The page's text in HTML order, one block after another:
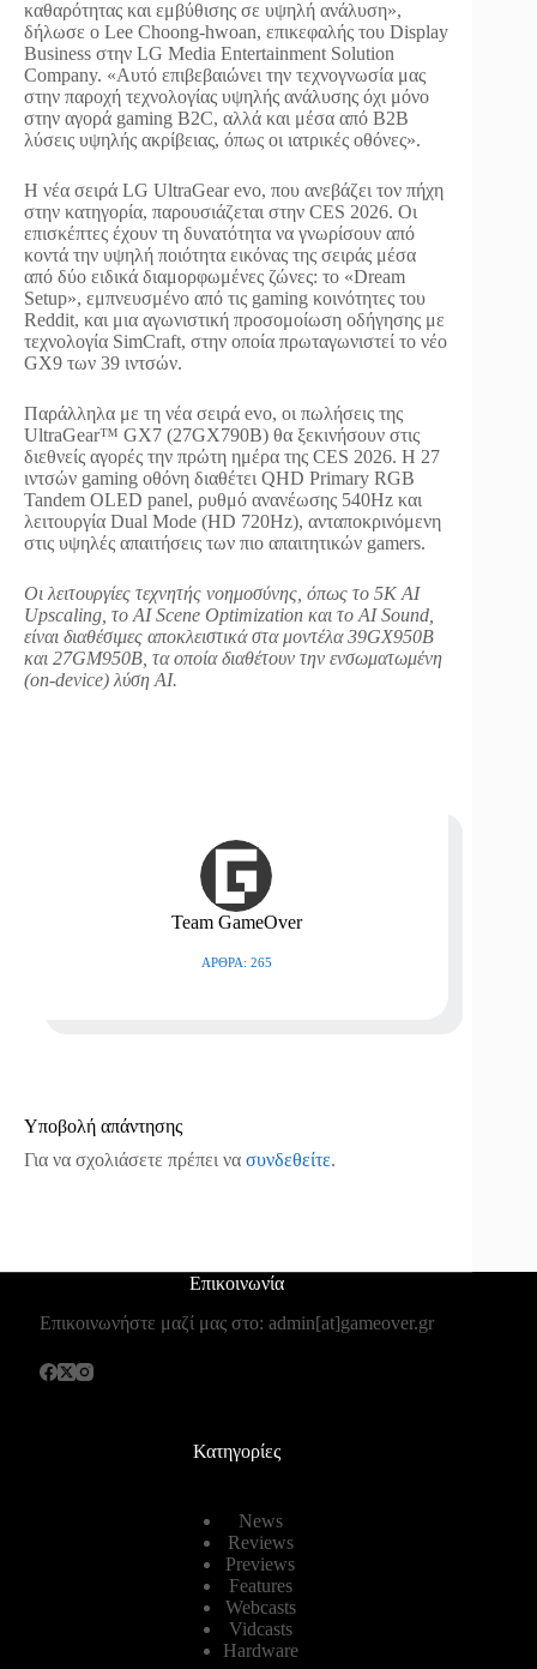
καθαρότητας και εμβύθισης σε υψηλή ανάλυση»,
δήλωσε ο Lee Choong-hwoan, επικεφαλής του Display
Business στην LG Media Entertainment Solution
Company. «Αυτό επιβεβαιώνει την τεχνογνωσία μας
στην παροχή τεχνολογίας υψηλής ανάλυσης όχι μόνο
στην αγορά gaming B2C, αλλά και μέσα από B2B
λύσεις υψηλής ακρίβειας, όπως οι ιατρικές οθόνες».
Η νέα σειρά LG UltraGear evo, που ανεβάζει τον πήχη
στην κατηγορία, παρουσιάζεται στην CES 2026. Οι
επισκέπτες έχουν τη δυνατότητα να γνωρίσουν από
κοντά την υψηλή ποιότητα εικόνας της σειράς μέσα
από δύο ειδικά διαμορφωμένες ζώνες: το «Dream
Setup», εμπνευσμένο από τις gaming κοινότητες του
Reddit, και μια αγωνιστική προσομοίωση οδήγησης με
τεχνολογία SimCraft, στην οποία πρωταγωνιστεί το νέο
GX9 των 39 ιντσών.
Παράλληλα με τη νέα σειρά evo, οι πωλήσεις της
UltraGear™ GX7 (27GX790B) θα ξεκινήσουν στις
διεθνείς αγορές την πρώτη ημέρα της CES 2026. Η 27
ιντσών gaming οθόνη διαθέτει QHD Primary RGB
Tandem OLED panel, ρυθμό ανανέωσης 540Hz και
λειτουργία Dual Mode (HD 720Hz), ανταποκρινόμενη
στις υψηλές απαιτήσεις των πιο απαιτητικών gamers.
Οι λειτουργίες τεχνητής νοημοσύνης, όπως το 5K AI
Upscaling, το AI Scene Optimization και το AI Sound,
είναι διαθέσιμες αποκλειστικά στα μοντέλα 39GX950B
και 27GM950B, τα οποία διαθέτουν την ενσωματωμένη
(on-device) λύση AI.
Team GameOver
ΆΡΘΡΑ: 265
Υποβολή απάντησης
Για να σχολιάσετε πρέπει να συνδεθείτε.
Επικοινωνία
Επικοινωνήστε μαζί μας στο: admin[at]gameover.gr
Κατηγορίες
News
Reviews
Previews
Features
Webcasts
Vidcasts
Hardware